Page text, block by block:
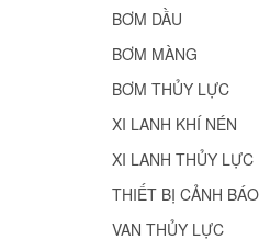
BƠM DẦU
BƠM MÀNG
BƠM THỦY LỰC
XI LANH KHÍ NÉN
XI LANH THỦY LỰC
THIẾT BỊ CẢNH
VAN THỦY LỰC